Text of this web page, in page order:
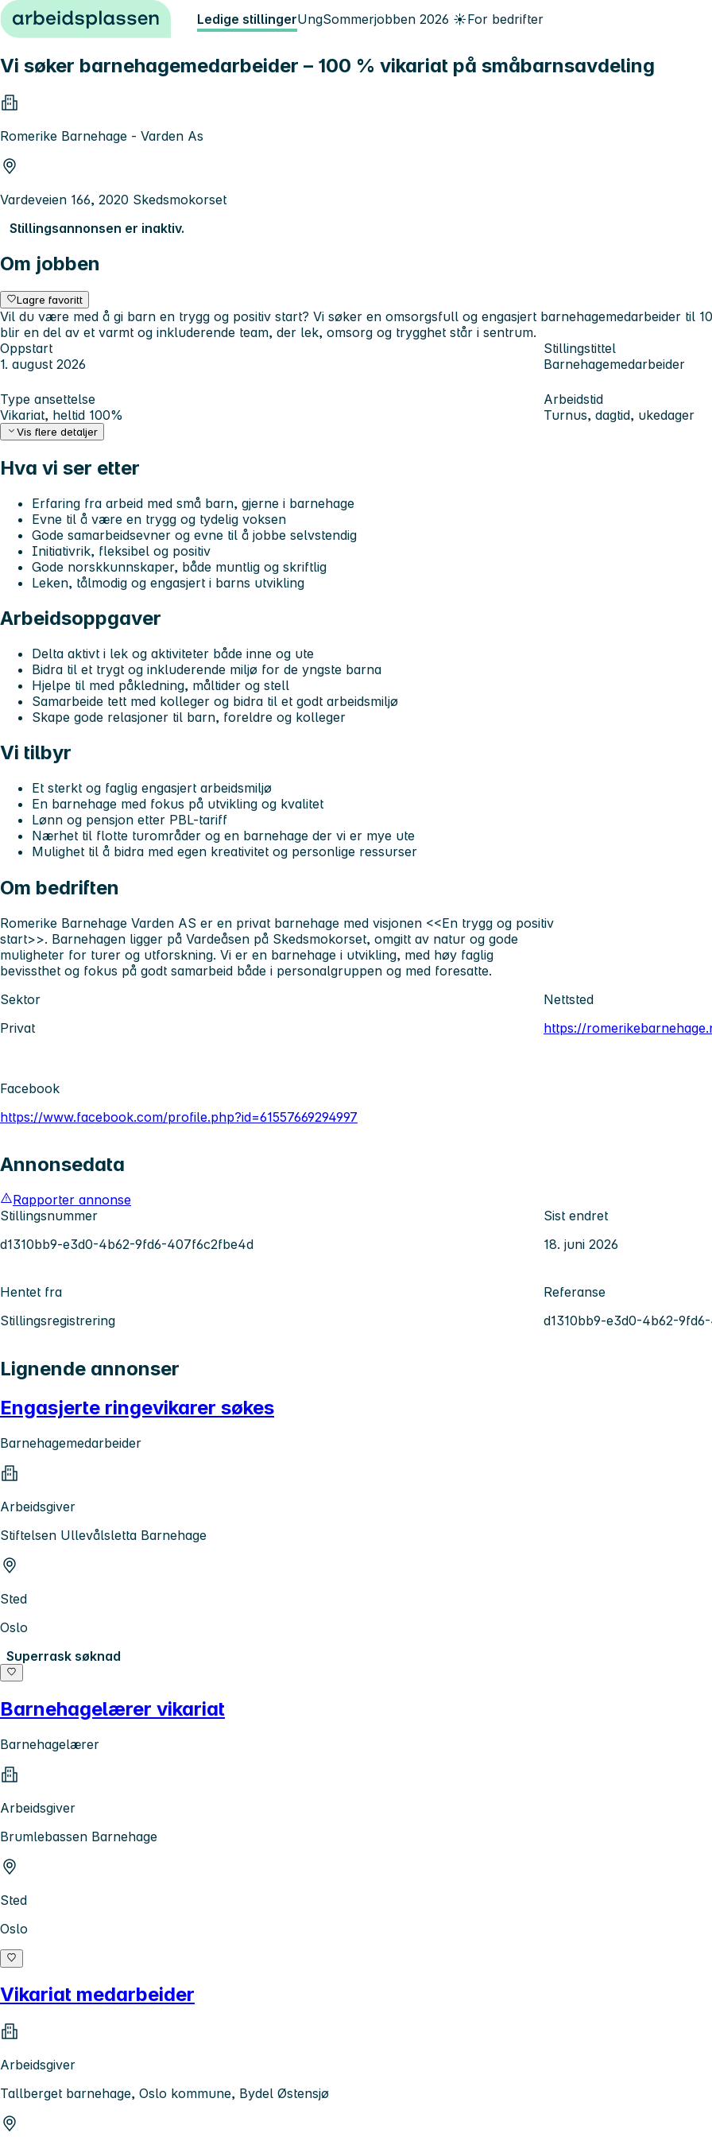
Hopp til innhold Ledige stillingerUngSommerjobben 2026 ☀️For bedrifter
Vi søker barnehagemedarbeider – 100 % vikariat på småbarnsavdeling
Romerike Barnehage - Varden As
Vardeveien 166, 2020 Skedsmokorset
Stillingsannonsen er inaktiv.
Om jobben
Lagre favoritt
Vil du være med å gi barn en trygg og positiv start? Vi søker en omsorgsfull og engasjert barnehagemedarbeider til
blir en del av et varmt og inkluderende team, der lek, omsorg og trygghet står i sentrum.
Oppstart
1. august 2026
Stillingstittel
Barnehagemedarbeider
Type ansettelse
Vikariat, heltid 100%
Arbeidstid
Turnus, dagtid, ukedager
Vis flere detaljer
Hva vi ser etter
Erfaring fra arbeid med små barn, gjerne i barnehage
Evne til å være en trygg og tydelig voksen
Gode samarbeidsevner og evne til å jobbe selvstendig
Initiativrik, fleksibel og positiv
Gode norskkunnskaper, både muntlig og skriftlig
Leken, tålmodig og engasjert i barns utvikling
Arbeidsoppgaver
Delta aktivt i lek og aktiviteter både inne og ute
Bidra til et trygt og inkluderende miljø for de yngste barna
Hjelpe til med påkledning, måltider og stell
Samarbeide tett med kolleger og bidra til et godt arbeidsmiljø
Skape gode relasjoner til barn, foreldre og kolleger
Vi tilbyr
Et sterkt og faglig engasjert arbeidsmiljø
En barnehage med fokus på utvikling og kvalitet
Lønn og pensjon etter PBL-tariff
Nærhet til flotte turområder og en barnehage der vi er mye ute
Mulighet til å bidra med egen kreativitet og personlige ressurser
Om bedriften
Romerike Barnehage Varden AS er en privat barnehage med visjonen <<En trygg og positiv
start>>. Barnehagen ligger på Vardeåsen på Skedsmokorset, omgitt av natur og gode
muligheter for turer og utforskning. Vi er en barnehage i utvikling, med høy faglig
bevissthet og fokus på godt samarbeid både i personalgruppen og med foresatte.
Sektor
Privat
Nettsted
https://
Facebook
https://www.facebook.com/profile.php?id=61557669294997
Annonsedata
Rapporter annonse
Stillingsnummer
d1310bb9-e3d0-4b62-9fd6-407f6c2fbe4d
Sist endret
18. juni 2026
Hentet fra
Stillingsregistrering
Referanse
d1310bb9-e3d0-4b62-
Lignende annonser
Engasjerte ringevikarer søkes
Barnehagemedarbeider
Arbeidsgiver
Stiftelsen Ullevålsletta Barnehage
Sted
Oslo
Superrask søknad
Barnehagelærer vikariat
Barnehagelærer
Arbeidsgiver
Brumlebassen Barnehage
Sted
Oslo
Vikariat medarbeider
Arbeidsgiver
Tallberget barnehage, Oslo kommune, Bydel Østensjø